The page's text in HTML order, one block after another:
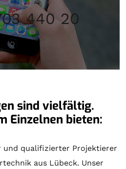
440 20
sind vielfältig.
Einzelnen bieten:
und qualifizierter Projektierer
aus Lübeck. Unser